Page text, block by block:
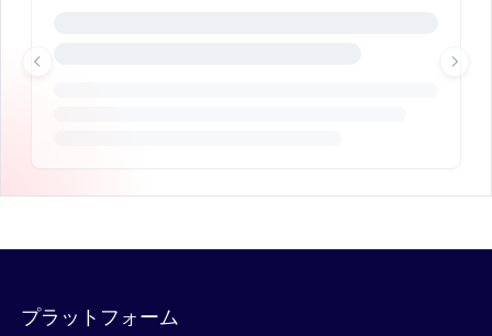
プラットフォーム